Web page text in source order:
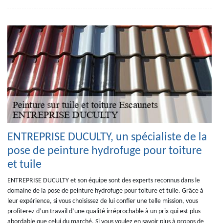
ENTREPRISE DUCULTY, un spécialiste de la
pose de peinture hydrofuge pour toiture
et tuile
ENTREPRISE DUCULTY et son équipe sont des experts reconnus dans le
domaine de la pose de peinture hydrofuge pour toiture et tuile. Grâce à
leur expérience, si vous choisissez de lui confier une telle mission, vous
profiterez d’un travail d’une qualité irréprochable à un prix qui est plus